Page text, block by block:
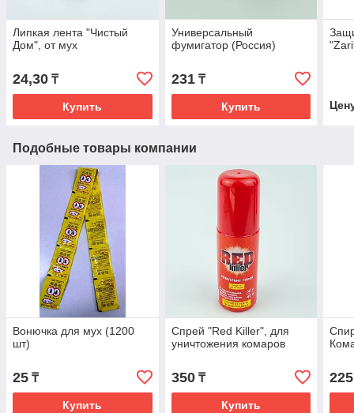
Липкая лента "Чистый
Дом", от мух
24,30 ₸
Купить
Универсальный
фумигатор (Россия)
231₸
Купить
Подобные товары компании
Вонючка для мух (1200
шт)
25 ₸
Купить
Спрей "Red Killer", для
уничтожения комаров
350₸
Купить
225